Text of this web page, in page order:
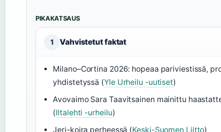
PIKAKATSAUS
1 Vahvistetut faktat
Milano–Cortina 2026: hopeaa pariviestissä,
yhdistetyssä (Yle Urheilu -uutiset)
Avovaimo Sara Taavitsainen mainittu
(Iltalehti -urheilu)
Jeri-koira perheessä (Keski-Suomen Liitto)